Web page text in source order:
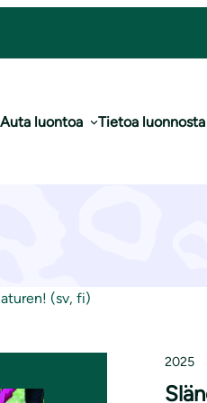
Auta luontoa Tietoa luonnosta
(sv, fi)
2025